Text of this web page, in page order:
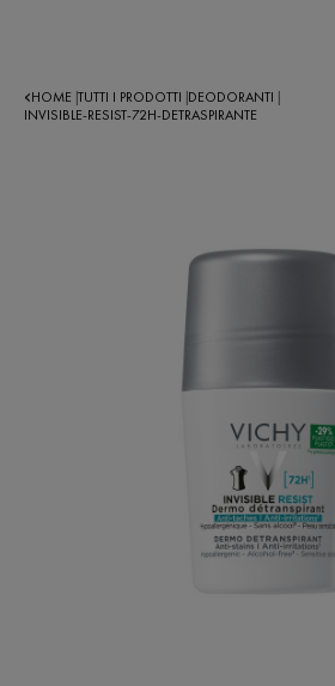
HOME TUTTI I PRODOTTI DEODORANTI
INVISIBLE-RESIST-72H-DETRASPIRANTE